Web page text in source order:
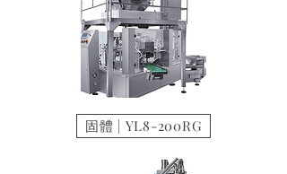
固體 | YL8-200RG